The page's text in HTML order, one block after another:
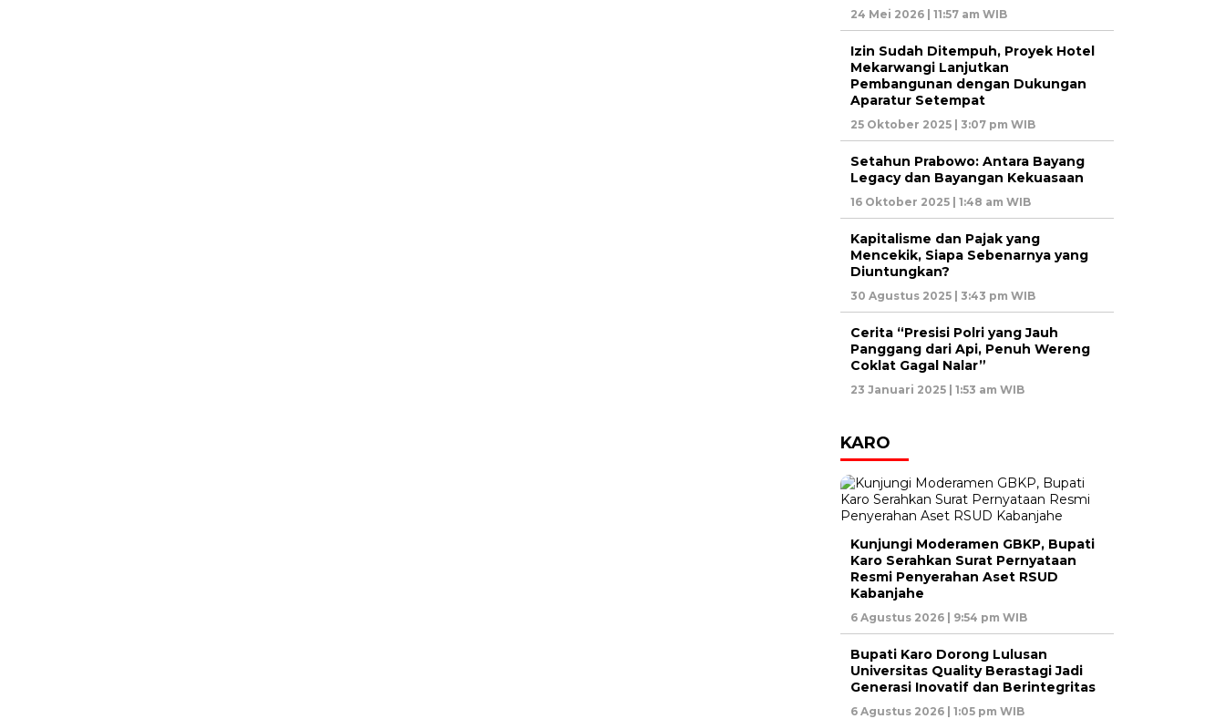
24 Mei 2026 | 11:57 am WIB
Izin Sudah Ditempuh, Proyek Hotel
Mekarwangi Lanjutkan
Pembangunan dengan Dukungan
Aparatur Setempat
25 Oktober 2025 | 3:07 pm WIB
Setahun Prabowo: Antara Bayang
Legacy dan Bayangan Kekuasaan
16 Oktober 2025 | 1:48 am WIB
Kapitalisme dan Pajak yang
Mencekik, Siapa Sebenarnya yang
Diuntungkan?
30 Agustus 2025 | 3:43 pm WIB
Cerita “Presisi Polri yang Jauh
Panggang dari Api, Penuh Wereng
Coklat Gagal Nalar”
23 Januari 2025 | 1:53 am WIB
KARO
Kunjungi Moderamen GBKP, Bupati
Karo Serahkan Surat Pernyataan
Resmi Penyerahan Aset RSUD
Kabanjahe
6 Agustus 2026 | 9:54 pm WIB
Bupati Karo Dorong Lulusan
Universitas Quality Berastagi Jadi
Generasi Inovatif dan Berintegritas
6 Agustus 2026 | 1:05 pm WIB